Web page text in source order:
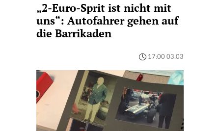
„2-Euro-Sprit ist nicht mit
uns“: Autofahrer gehen auf
die Barrikaden
17:00 03.03